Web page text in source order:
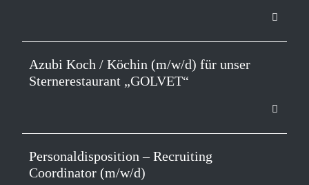
Azubi Koch / Köchin (m/w/d) für unser
Sternerestaurant „GOLVET“
Personaldisposition – Recruiting
Coordinator (m/w/d)